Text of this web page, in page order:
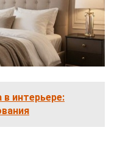
в интерьере: